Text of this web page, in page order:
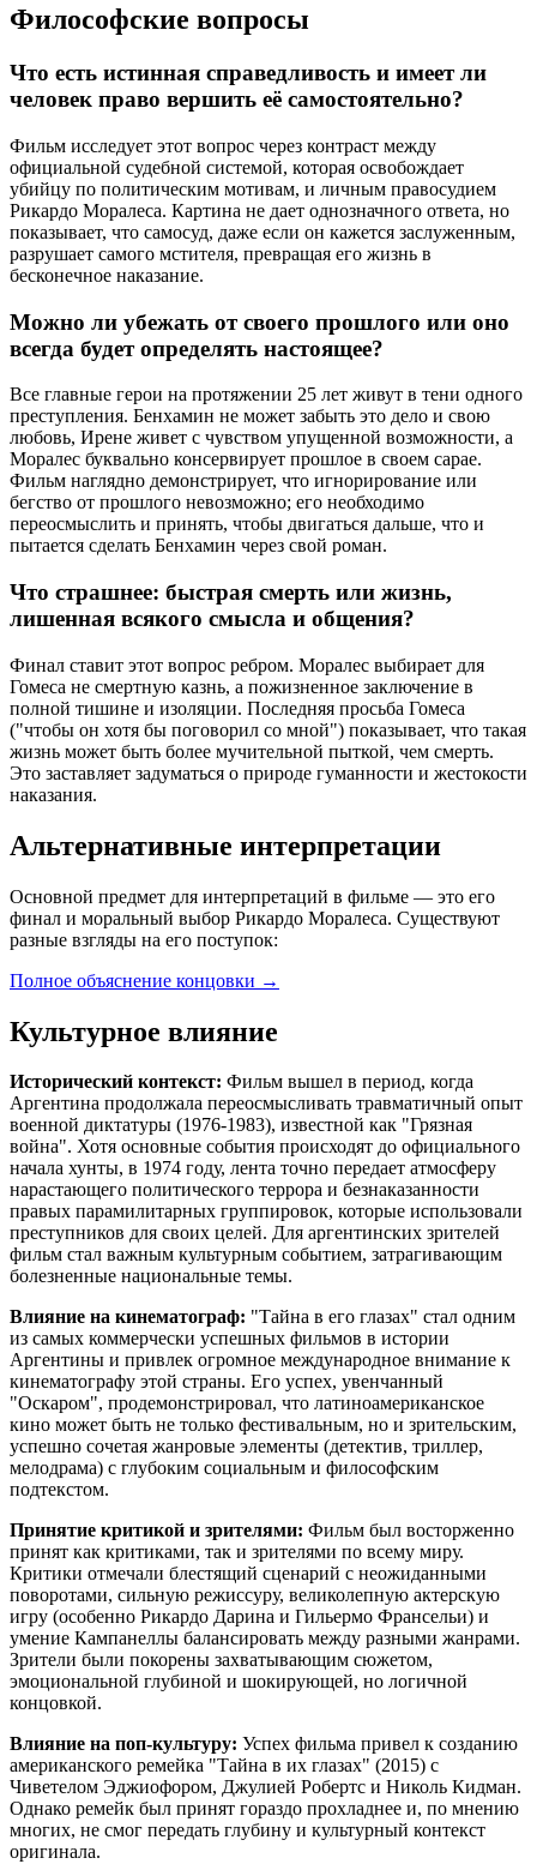
Философские вопросы
Что есть истинная справедливость и имеет ли
человек право вершить её самостоятельно?
Фильм исследует этот вопрос через контраст между
официальной судебной системой, которая освобождает
убийцу по политическим мотивам, и личным правосудием
Рикардо Моралеса. Картина не дает однозначного ответа, но
показывает, что самосуд, даже если он кажется заслуженным,
разрушает самого мстителя, превращая его жизнь в
бесконечное наказание.
Можно ли убежать от своего прошлого или оно
всегда будет определять настоящее?
Все главные герои на протяжении 25 лет живут в тени одного
преступления. Бенхамин не может забыть это дело и свою
любовь, Ирене живет с чувством упущенной возможности, а
Моралес буквально консервирует прошлое в своем сарае.
Фильм наглядно демонстрирует, что игнорирование или
бегство от прошлого невозможно; его необходимо
переосмыслить и принять, чтобы двигаться дальше, что и
пытается сделать Бенхамин через свой роман.
Что страшнее: быстрая смерть или жизнь,
лишенная всякого смысла и общения?
Финал ставит этот вопрос ребром. Моралес выбирает для
Гомеса не смертную казнь, а пожизненное заключение в
полной тишине и изоляции. Последняя просьба Гомеса
("чтобы он хотя бы поговорил со мной") показывает, что такая
жизнь может быть более мучительной пыткой, чем смерть.
Это заставляет задуматься о природе гуманности и жестокости
наказания.
Альтернативные интерпретации
Основной предмет для интерпретаций в фильме — это его
финал и моральный выбор Рикардо Моралеса. Существуют
разные взгляды на его поступок:
Полное объяснение концовки →
Культурное влияние
Исторический контекст: Фильм вышел в период, когда
Аргентина продолжала переосмысливать травматичный опыт
военной диктатуры (1976-1983), известной как "Грязная
война". Хотя основные события происходят до официального
начала хунты, в 1974 году, лента точно передает атмосферу
нарастающего политического террора и безнаказанности
правых парамилитарных группировок, которые использовали
преступников для своих целей. Для аргентинских зрителей
фильм стал важным культурным событием, затрагивающим
болезненные национальные темы.
Влияние на кинематограф: "Тайна в его глазах" стал одним
из самых коммерчески успешных фильмов в истории
Аргентины и привлек огромное международное внимание к
кинематографу этой страны. Его успех, увенчанный
"Оскаром", продемонстрировал, что латиноамериканское
кино может быть не только фестивальным, но и зрительским,
успешно сочетая жанровые элементы (детектив, триллер,
мелодрама) с глубоким социальным и философским
подтекстом.
Принятие критикой и зрителями: Фильм был восторженно
принят как критиками, так и зрителями по всему миру.
Критики отмечали блестящий сценарий с неожиданными
поворотами, сильную режиссуру, великолепную актерскую
игру (особенно Рикардо Дарина и Гильермо Франсельи) и
умение Кампанеллы балансировать между разными жанрами.
Зрители были покорены захватывающим сюжетом,
эмоциональной глубиной и шокирующей, но логичной
концовкой.
Влияние на поп-культуру: Успех фильма привел к созданию
американского ремейка "Тайна в их глазах" (2015) с
Чиветелом Эджиофором, Джулией Робертс и Николь Кидман.
Однако ремейк был принят гораздо прохладнее и, по мнению
многих, не смог передать глубину и культурный контекст
оригинала.